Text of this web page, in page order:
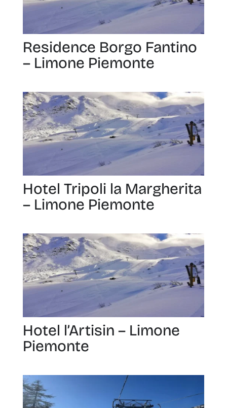
Residence Borgo Fantino
– Limone Piemonte
Hotel Tripoli la Margherita
– Limone Piemonte
Hotel l’Artisin – Limone
Piemonte